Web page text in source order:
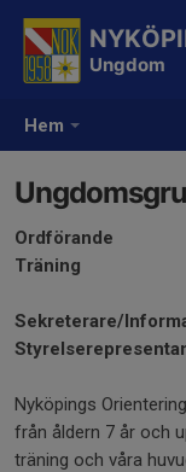
Hem
Ungdom
Ordförande
Träning
Sekreterare/
Nyköpings
från åldern 7 år och
träning och våra